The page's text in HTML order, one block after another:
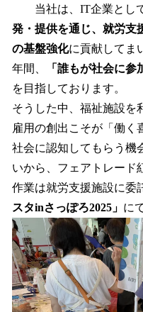
当社は、IT企業とし
発・提供を通じ、就労支
の基盤強化に貢献してま
年間、
「誰もが社会に参
を目指しております。
そうした中、福祉施設を
雇用の創出こそが「働く
社会に認知してもらう機
いから、フェアトレード
作業は就労支援施設に委
スタinさっぽろ2025」 に